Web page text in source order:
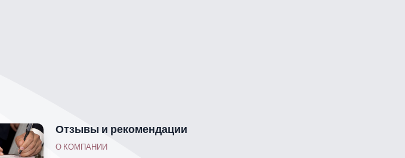
Отзывы и рекомендации
О КОМПАНИИ